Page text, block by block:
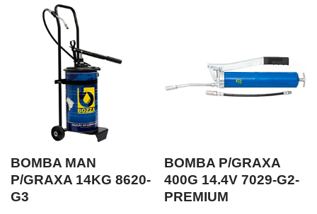
BOMBA MAN
P/GRAXA 14KG 8620-
G3
BOMBA P/GRAXA
400G 14.4V 7029-G2-
PREMIUM